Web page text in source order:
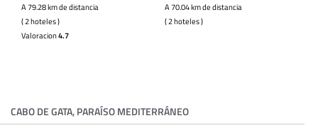
A 79.28 km de distancia
( 2 hoteles )
Valoracion4.7
A 70.04 km de distancia
( 2 hoteles )
CABO DE GATA, PARAÍSO MEDITERRÁNEO